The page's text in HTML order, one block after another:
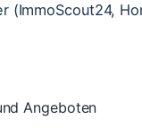
(ImmoScout24,
Angeboten